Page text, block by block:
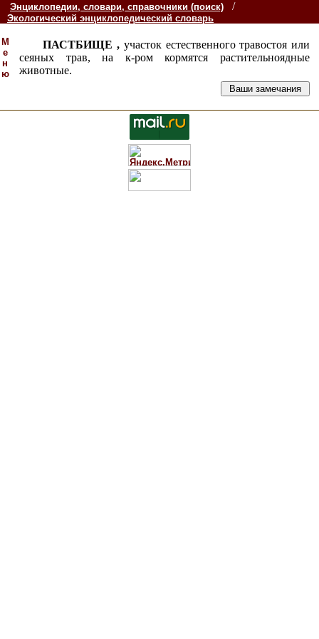
Энциклопедии, словари, справочники (поиск) /
Экологический энциклопедический словарь
М
е
н
ю
ПАСТБИЩЕ , участок естественного травостоя или
сеяных трав, на к-ром кормятся растительноядные
животные.